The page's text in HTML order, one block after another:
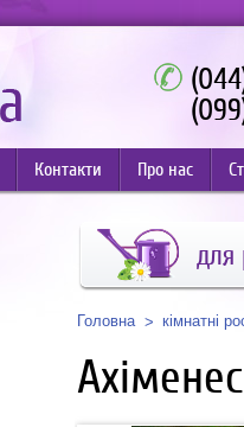
Контакти Про нас
для
Головна кімнатні